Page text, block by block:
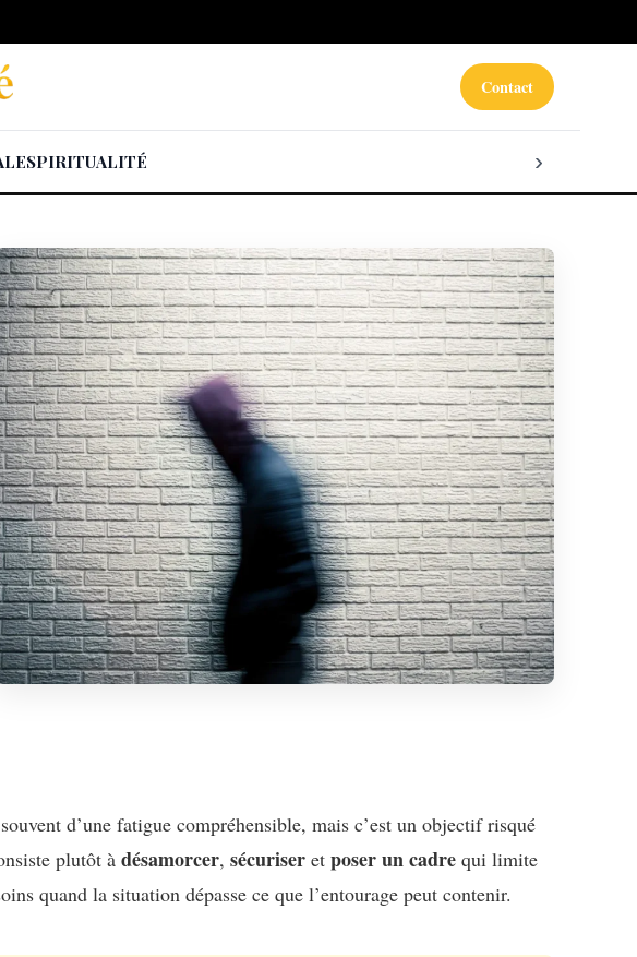
Contact
SPIRITUALITÉ ›
d’une fatigue compréhensible, mais c’est un objectif risqué
plutôt à désamorcer, sécuriser et poser un cadre qui limite
quand la situation dépasse ce que l’entourage peut contenir.